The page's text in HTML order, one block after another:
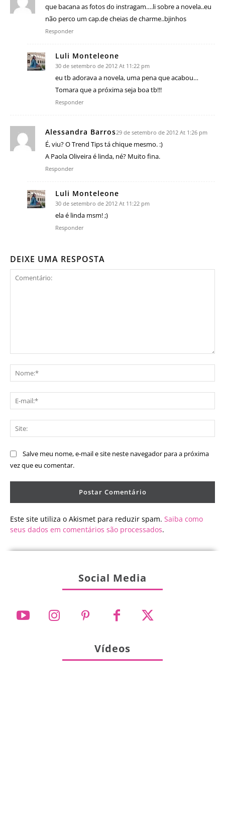
que bacana as fotos do instragam….li sobre a novela..eu
não perco um cap.de cheias de charme..bjinhos
Responder
Luli Monteleone
30 de setembro de 2012 At 11:22 pm
eu tb adorava a novela, uma pena que acabou…
Tomara que a próxima seja boa tb!!!
Responder
Alessandra Barros29 de setembro de 2012 At 1:26 pm
É, viu? O Trend Tips tá chique mesmo. :)
A Paola Oliveira é linda, né? Muito fina.
Responder
Luli Monteleone
30 de setembro de 2012 At 11:22 pm
ela é linda msm! ;)
Responder
DEIXE UMA RESPOSTA
Salve meu nome, e-mail e site neste navegador para a próxima
vez que eu comentar.
Este site utiliza o Akismet para reduzir spam. Saiba como
seus dados em comentários são processados.
Social Media
Vídeos